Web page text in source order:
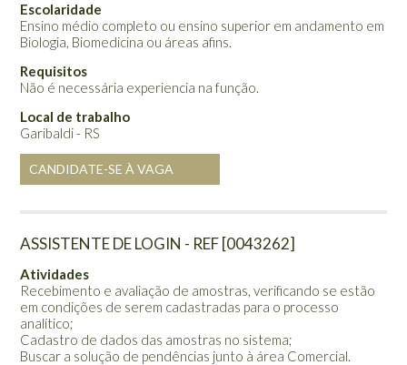
Escolaridade
Ensino médio completo ou ensino superior em andamento em
Biologia, Biomedicina ou áreas afins.
Requisitos
Não é necessária experiencia na função.
Local de trabalho
Garibaldi - RS
CANDIDATE-SE À VAGA
ASSISTENTE DE LOGIN - REF [0043262]
Atividades
Recebimento e avaliação de amostras, verificando se estão
em condições de serem cadastradas para o processo
analítico;
Cadastro de dados das amostras no sistema;
Buscar a solução de pendências junto à área Comercial.